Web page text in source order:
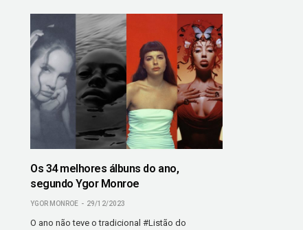
Os 34 melhores álbuns do ano,
segundo Ygor Monroe
YGOR MONROE 29/12/2023
O ano não teve o tradicional #Listão do